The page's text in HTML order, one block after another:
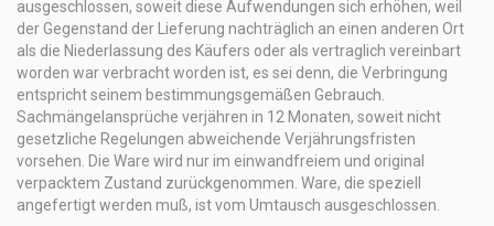
ausgeschlossen, soweit diese Aufwendungen sich erhöhen, weil
der Gegenstand der Lieferung nachträglich an einen anderen Ort
als die Niederlassung des Käufers oder als vertraglich vereinbart
worden war verbracht worden ist, es sei denn, die Verbringung
entspricht seinem bestimmungsgemäßen Gebrauch.
Sachmängelansprüche verjähren in 12 Monaten, soweit nicht
gesetzliche Regelungen abweichende Verjährungsfristen
vorsehen. Die Ware wird nur im einwandfreiem und original
verpacktem Zustand zurückgenommen. Ware, die speziell
angefertigt werden muß, ist vom Umtausch ausgeschlossen.